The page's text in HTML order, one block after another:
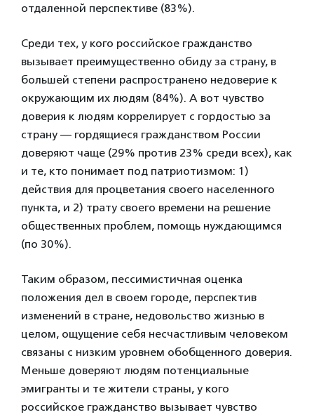
отдаленной перспективе (83%).
Среди тех, у кого российское гражданство
вызывает преимущественно обиду за страну, в
большей степени распространено недоверие к
окружающим их людям (84%). А вот чувство
доверия к людям коррелирует с гордостью за
страну — гордящиеся гражданством России
доверяют чаще (29% против 23% среди всех), как
и те, кто понимает под патриотизмом: 1)
действия для процветания своего населенного
пункта, и 2) трату своего времени на решение
общественных проблем, помощь нуждающимся
(по 30%).
Таким образом, пессимистичная оценка
положения дел в своем городе, перспектив
изменений в стране, недовольство жизнью в
целом, ощущение себя несчастливым человеком
связаны с низким уровнем обобщенного доверия.
Меньше доверяют людям потенциальные
эмигранты и те жители страны, у кого
российское гражданство вызывает чувство